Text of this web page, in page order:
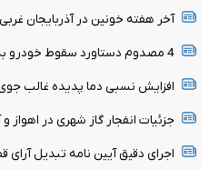
آخر هفته خونین در آذربایجان غربی/ ۵۱ نفر قربانی حوادث ترافیکی
4 مصدوم دستاورد سقوط خودرو به داخل کانال در محور قم به گرمسار
افزایش نسبی دما پدیده غالب
جزئیات انفجار گاز شهری در اهواز و
اجرای دقیق آیین نامه تبدیل